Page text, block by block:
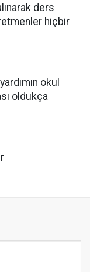
ders
hiçbir
okul
oldukça